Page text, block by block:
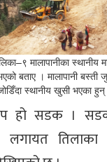
मालापानीका स्थानीय
बताए । मालापानी बस्ती
स्थानीय खुसी भएका
हो सडक । सडक
लगायत